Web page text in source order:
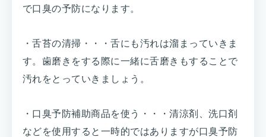
で口臭の予防になります。
・舌苔の清掃・・・舌にも汚れは溜まっていきま
す。歯磨きをする際に一緒に舌磨きもすることで
汚れをとっていきましょう。
・口臭予防補助商品を使う・・・清涼剤、洗口剤
などを使用すると一時的ではありますが口臭予防